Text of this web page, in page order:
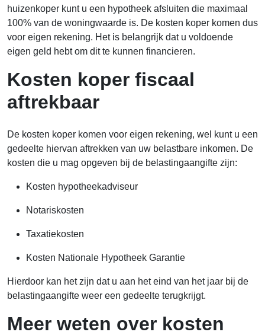
huizenkoper kunt u een hypotheek afsluiten die maximaal
100% van de woningwaarde is. De kosten koper komen dus
voor eigen rekening. Het is belangrijk dat u voldoende
eigen geld hebt om dit te kunnen financieren.
Kosten koper fiscaal
aftrekbaar
De kosten koper komen voor eigen rekening, wel kunt u een
gedeelte hiervan aftrekken van uw belastbare inkomen. De
kosten die u mag opgeven bij de belastingaangifte zijn:
Kosten hypotheekadviseur
Notariskosten
Taxatiekosten
Kosten Nationale Hypotheek Garantie
Hierdoor kan het zijn dat u aan het eind van het jaar bij de
belastingaangifte weer een gedeelte terugkrijgt.
Meer weten over kosten